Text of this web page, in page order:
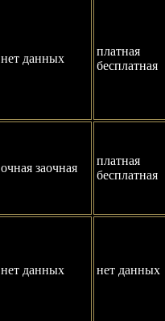
нет данных
платная
бесплатная
очная заочная
платная
бесплатная
нет данных нет данных